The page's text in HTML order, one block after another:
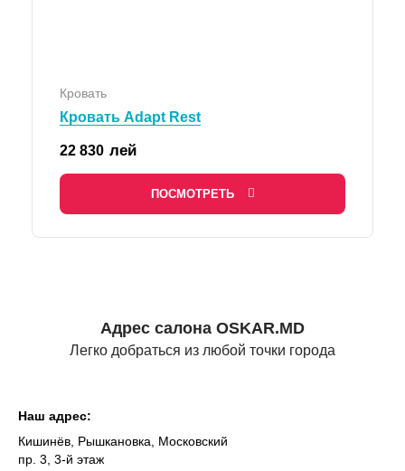
Кровать
Кровать Adapt Rest
22 830 лей
ПОСМОТРЕТЬ
Адрес салона OSKAR.MD
Легко добраться из любой точки города
Наш адрес:
Кишинёв, Рышкановка, Московский
пр. 3, 3-й этаж